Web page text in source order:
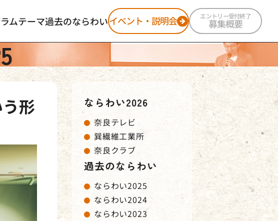
ムテーマ過去のならわい
ならわい2025
ならわい2023
ならわい2022
イベント・説明会 エントリー受付終了
募集概要
形
ならわい2026
奈良テレビ
巽繊維工業所
奈良クラブ
過去のならわい
ならわい2025
ならわい2024
ならわい2023